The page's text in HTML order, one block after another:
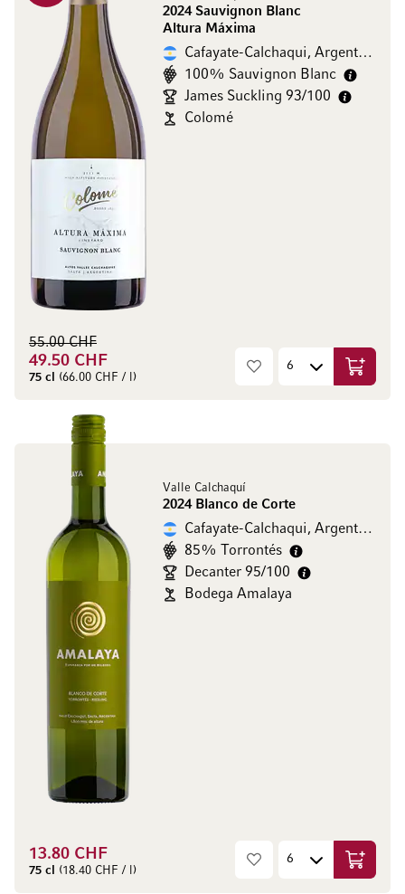
2024 Sauvignon Blanc
Altura Máxima
Cafayate-Calchaqui, Argentine
100% Sauvignon Blanc
James Suckling 93/100
Colomé
49.50 CHF
55.00 CHF
75 cl (66.00 CHF / l) Ajouter
Valle Calchaquí
2024 Blanco de Corte
Cafayate-Calchaqui, Argentine
85% Torrontés
Decanter 95/100
Bodega Amalaya
13.80 CHF
75 cl (18.40 CHF / l) Ajouter